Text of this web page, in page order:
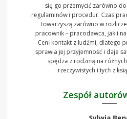
się go przemycić zarówno
regulaminów i procedur. Czas
towarzyszą zarówno w
pracownik – pracodawca, jak i
Ceni kontakt z ludźmi, dlatego
sprawia jej przyjemność i daje
spędza z rodziną na
rzeczywistych i tych z
Zespół